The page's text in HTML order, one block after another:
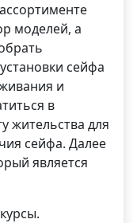
моделей, а
сейфа
и
в
жительства для
сейфа. Далее
является